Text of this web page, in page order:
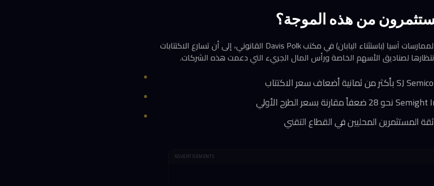
من هذه الموجة؟
أشار لي هي، الرئيس المشارك لممارسات آسيا (باستثناء اليابان) في مكتب Davis Polk القانوني، إلى أن تسارع الاكتتابات
لصناديق الأسهم الخاصة ورأس المال الجريء التي دعمت هذه الشركات.
المستثمرين المحليين في القطاع التقني
ADVERTISEMENTS